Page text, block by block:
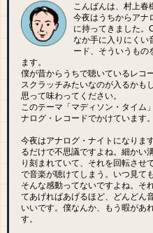
こんばんは、村上春
今夜はうちからアナ
に持ってきました。
なか手に入りにくい
ード、そういうもの
ます。
僕が昔からうちで聴いているレコ
スクラッチみたいなのが入るかも
思って味わってください。
このテーマ「マディソン・タイム
ナログ・レコードでかけています。
今夜はアナログ・ナイトになりま
るだけで不思議ですよね。細かい
り刻まれていて、それを回転させ
で音楽が聴けてしまう。いつ見て
そんな感動ってないですよね。そ
てあげればあげるほど、どんどん
いいです。僕なんか、もう暇があ
す。